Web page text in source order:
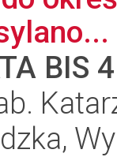
BIS 4